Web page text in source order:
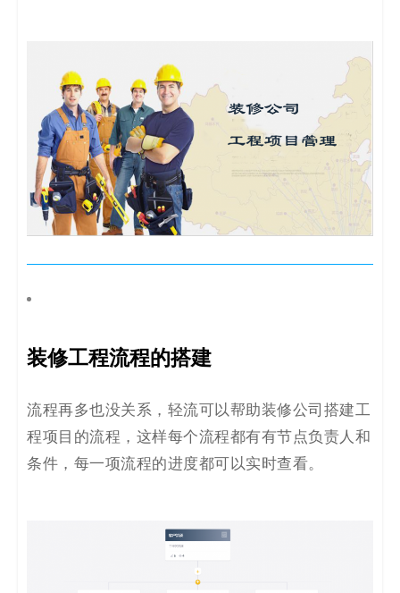
装修工程流程的搭建
流程再多也没关系，轻流可以帮助装修公司搭建工
程项目的流程，这样每个流程都有有节点负责人和
条件，每一项流程的进度都可以实时查看。